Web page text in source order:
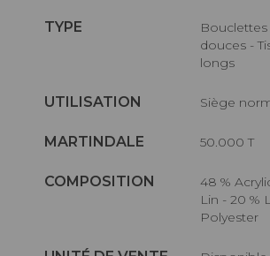
TYPE
Bouclettes - Fibres
douces -
longs
UTILISATION Siège
MARTINDALE 50.000 T
COMPOSITION
48 % Acrylique - 30 %
Lin - 20 %
Polyester